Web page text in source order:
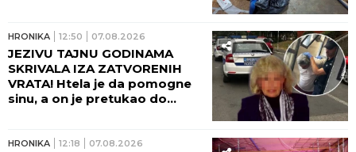
HRONIKA 12:50 07.08.2026
JEZIVU TAJNU GODINAMA
SKRIVALA IZA ZATVORENIH
VRATA! Htela je da pomogne
sinu, a on je pretukao do
HRONIKA 12:18 07.08.2026